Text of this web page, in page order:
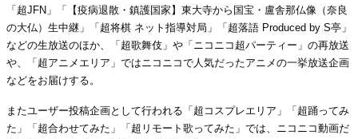
「超JFN」「【疫病退散・鎮護国家】東大寺から国宝・盧舎那仏像（奈良
の大仏）生中継」「超将棋 ネット指導対局」「超落語 Produced by S亭」
などの生放送のほか、「超歌舞伎」や「ニコニコ超パーティー」の再放送
や、「超アニメエリア」ではニコニコで人気だったアニメの一挙放送企画
などをお届けする。
またユーザー投稿企画として行われる「超コスプレエリア」「超踊ってみ
た」「超合わせてみた」「超リモート歌ってみた」では、ニコニコ動画だ